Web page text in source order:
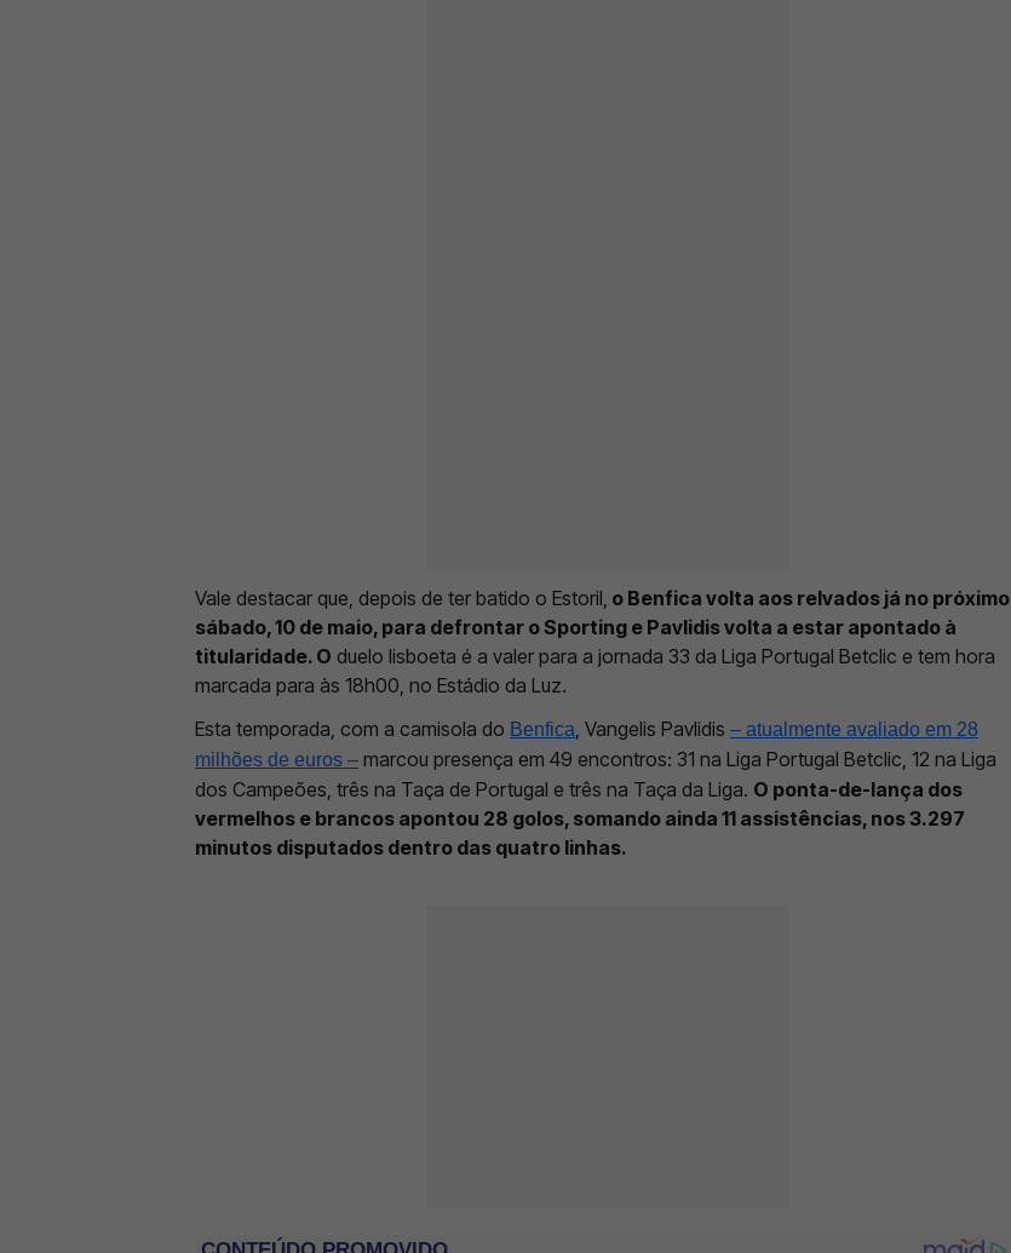
Vale destacar que, depois de ter batido o Estoril, o Benfica volta aos relvados já no próximo
sábado, 10 de maio, para defrontar o Sporting e Pavlidis volta a estar apontado à
titularidade. O duelo lisboeta é a valer para a jornada 33 da Liga Portugal Betclic e tem hora
marcada para às 18h00, no Estádio da Luz.
Esta temporada, com a camisola do Benfica , Vangelis Pavlidis – atualmente avaliado em 28
milhões de euros – marcou presença em 49 encontros: 31 na Liga Portugal Betclic, 12 na Liga
dos Campeões, três na Taça de Portugal e três na Taça da Liga. O ponta-de-lança dos
vermelhos e brancos apontou 28 golos, somando ainda 11 assistências, nos 3.297
minutos disputados dentro das quatro linhas.